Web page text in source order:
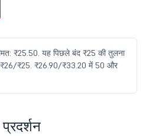
₹25.50. यह पिछले बंद ₹25 की तुलना
₹26/₹25. ₹26.90/₹33.20 में 50 और